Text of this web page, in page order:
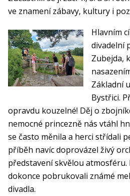
ve znamení zábavy, kultury i
Hlavním
divadelní
Zubejda,
Základní
Bystřici.
opravdu kouzelné! Děj o
nemocné princezně nás vtáhl
se často měnila a herci střídali
příběh navíc doprovázel živý
představení skvělou atmosféru.
dokonce pobrukovali známé
divadla.